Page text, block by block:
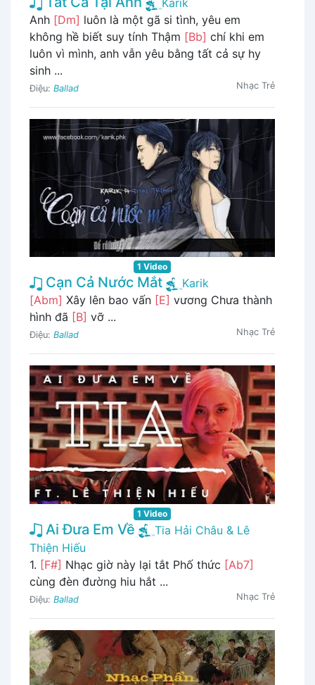
Karik
Anh [Dm] luôn là một gã si tình, yêu em
không hề biết suy tính Thậm [Bb] chí khi em
luôn vì mình, anh vẫn yêu bằng tất cả sự hy
sinh ...
Điệu: Ballad Nhạc Trẻ
1 Video
Cạn Cả Nước Mắt
Karik
[Abm] Xây lên bao vấn [E] vương Chưa thành
hình đã [B] vỡ ...
Điệu: Ballad Nhạc Trẻ
1 Video
Ai Đưa Em Về
Tia Hải Châu & Lê
Thiện Hiếu
1. [F#] Nhạc giờ này lại tắt Phố thức [Ab7]
cùng đèn đường hiu hắt ...
Điệu: Ballad Nhạc Trẻ